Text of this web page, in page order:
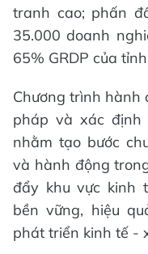
tranh cao; phấn
35.000 doanh
65% GRDP của
Chương trình hành
pháp và xác định
nhằm tạo bước
và hành động
đẩy khu vực kinh
bền vững, hiệu
phát triển kinh tế -